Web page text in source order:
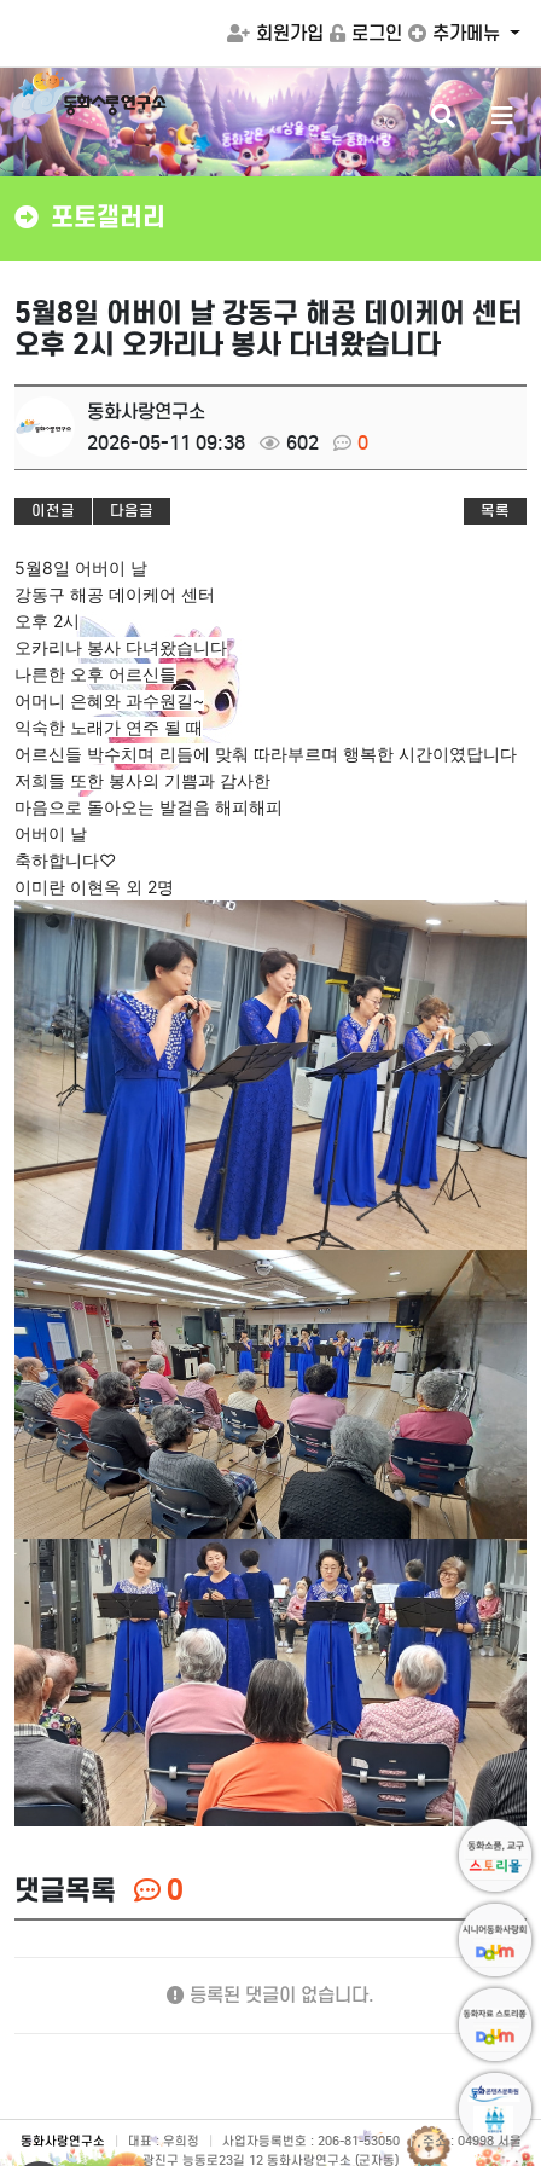
회원가입 로그인 추가메뉴
동화같은 세상을 만드는 동화사랑 검
색
버
튼
메
뉴
버
튼
포토갤러리
5월8일 어버이 날 강동구 해공 데이케어 센터
오후 2시 오카리나 봉사 다녀왔습니다
동화사랑연구소
2026-05-11 09:38
602 0
이전글 다음글 목록
5월8일 어버이 날
강동구 해공 데이케어 센터
오후 2시
오카리나 봉사 다녀왔습니다
나른한 오후 어르신들
어머니 은혜와 과수원길~
익숙한 노래가 연주 될 때
어르신들 박수치며 리듬에 맞춰 따라부르며 행복한 시간이였답니다
저희들 또한 봉사의 기쁨과 감사한
마음으로 돌아오는 발걸음 해피해피
어버이 날
축하합니다♡
이미란 이현옥 외 2명
댓글목록 0
등록된 댓글이 없습니다.
동화사랑연구소 대표 : 우희정 사업자등록번호 : 206-81-53050 |
주소 : 04998 서울
광진구 능동로23길 12 동화사랑연구소 (군자동)